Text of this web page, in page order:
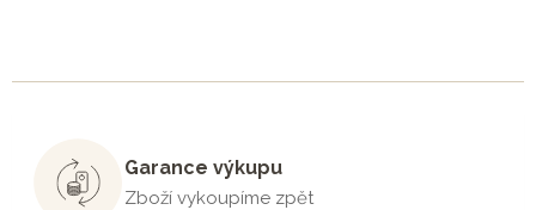
Garance výkupu
Zboží vykoupíme zpět